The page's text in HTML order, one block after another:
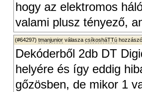
hogy az elektromos
valami plusz tényező,
(#64297) tmanjunior válasza csíkosháTTú
Dekóderből 2db DT
helyére és így eddig
gőzösben, de mikor 1